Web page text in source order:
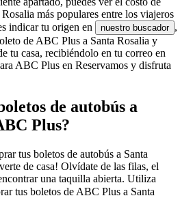
más populares entre los viajeros
indicar tu origen en
nuestro buscador ,
de ABC Plus a Santa Rosalia y
tu casa, recibiéndolo en tu correo en
ABC Plus en Reservamos y disfruta
de autobús a
Plus?
tus boletos de autobús a Santa
de casa! Olvídate de las filas, el
una taquilla abierta. Utiliza
tus boletos de ABC Plus a Santa